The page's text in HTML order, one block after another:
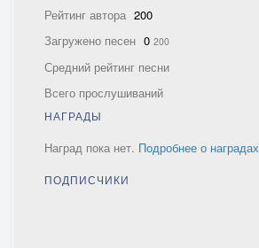
Рейтинг автора 200
Загружено песен 0 200
Средний рейтинг песни
Всего прослушиваний
НАГРАДЫ
Наград пока нет. Подробнее о наградах
ПОДПИСЧИКИ